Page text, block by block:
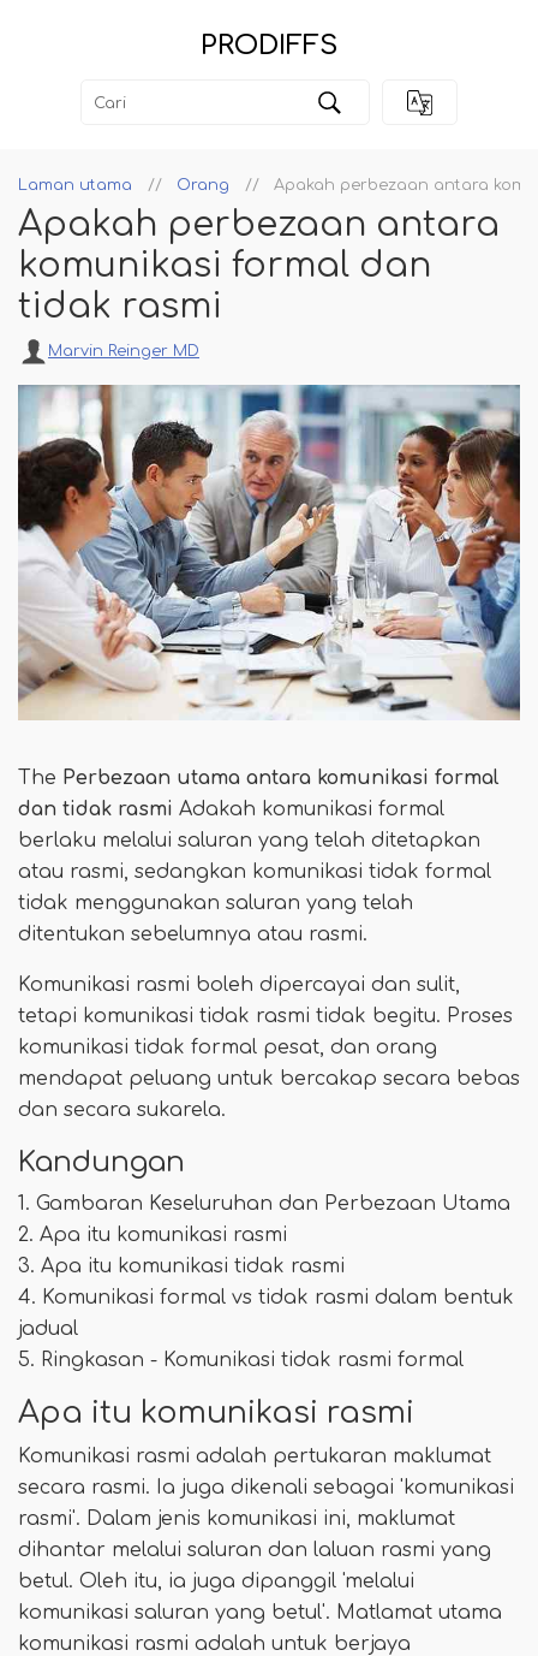
PRODIFFS
Laman utama Orang Apakah perbezaan antara
Apakah perbezaan antara
komunikasi formal dan
tidak rasmi
Marvin Reinger MD
The Perbezaan utama antara komunikasi formal
dan tidak rasmi Adakah komunikasi formal
berlaku melalui saluran yang telah ditetapkan
atau rasmi, sedangkan komunikasi tidak formal
tidak menggunakan saluran yang telah
ditentukan sebelumnya atau rasmi.
Komunikasi rasmi boleh dipercayai dan sulit,
tetapi komunikasi tidak rasmi tidak begitu. Proses
komunikasi tidak formal pesat, dan orang
mendapat peluang untuk bercakap secara bebas
dan secara sukarela.
Kandungan
1. Gambaran Keseluruhan dan Perbezaan Utama
2. Apa itu komunikasi rasmi
3. Apa itu komunikasi tidak rasmi
4. Komunikasi formal vs tidak rasmi dalam bentuk
jadual
5. Ringkasan - Komunikasi tidak rasmi formal
Apa itu komunikasi rasmi
Komunikasi rasmi adalah pertukaran maklumat
secara rasmi. Ia juga dikenali sebagai 'komunikasi
rasmi'. Dalam jenis komunikasi ini, maklumat
dihantar melalui saluran dan laluan rasmi yang
betul. Oleh itu, ia juga dipanggil 'melalui
komunikasi saluran yang betul'. Matlamat utama
komunikasi rasmi adalah untuk berjaya